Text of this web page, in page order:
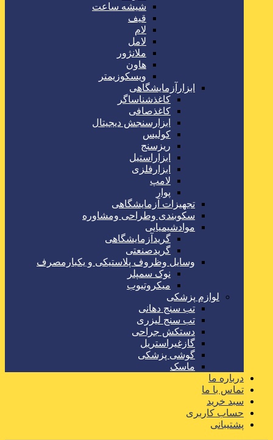
شیشه ساعت
قیف
لام
لامل
ملانژور
هاون
ویسکوزیمتر
ابزارآزمایشگاهی
کاغذشناساگر
کاغذصافی
ابزارسنجش دیجیتال
کولیس
ریزسنج
ابزاراستیل
ابزارفلزی
لامپ
پوار
تجهیزات آزمایشگاهی
سکوبندی وطراحی ومشاوره
موادشیمیایی
گریدآزمایشگاهی
گریدصنعتی
وسایل وظروف پلاستیکی و یکبارمصرف
نوک سمپلر
میکروتیوب
لوازم پزشکی
تب سنج دهانی
تب سنج لیزری
دستکش جراحی
گازغیراستریل
گوشی پزشکی
ماسک
درباره ما
تماس با ما
سبد خرید
حساب کاربری
پشتیبانی